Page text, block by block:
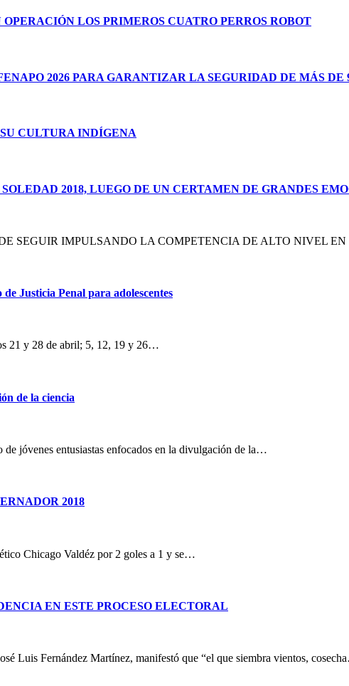
LOS PRIMEROS CUATRO PERROS ROBOT
2026 PARA GARANTIZAR LA SEGURIDAD DE MÁS
CULTURA INDÍGENA
2018, LUEGO DE UN CERTAMEN DE GRANDES
SEGUIR IMPULSANDO LA COMPETENCIA DE ALTO NIVEL
Justicia Penal para adolescentes
21 y 28 de abril; 5, 12, 19 y 26…
de la ciencia
jóvenes entusiastas enfocados en la divulgación de la…
2018
Chicago Valdéz por 2 goles a 1 y se…
EN ESTE PROCESO ELECTORAL
Luis Fernández Martínez, manifestó que “el que siembra vientos,